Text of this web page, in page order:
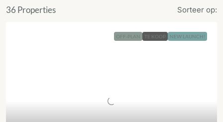
36 Properties Sorteer op:
OFF-PLAN TE KOOP NEW LAUNCH!